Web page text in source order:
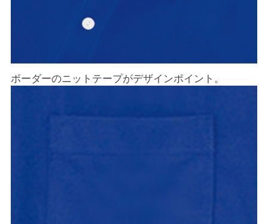
ボーダーのニットテープがデザインポイント。